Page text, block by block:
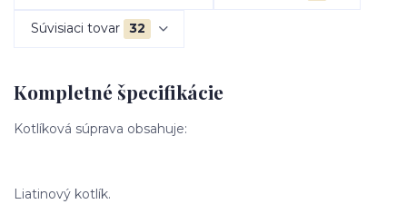
Súvisiaci tovar 32
Kompletné špecifikácie
Kotlíková súprava obsahuje:
Liatinový kotlík.